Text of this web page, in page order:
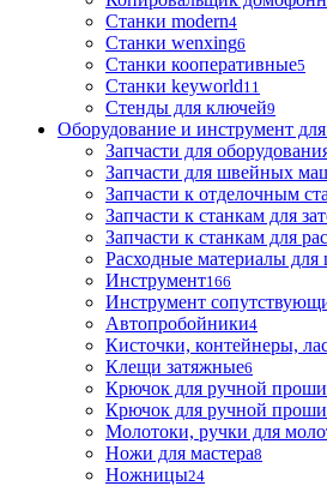
Станки modern4
Станки wenxing6
Станки кооперативные5
Станки keyworld11
Стенды для ключей9
Оборудование и инструмент
Запчасти для
Запчасти для швейных
Запчасти к отделочным
Запчасти к станкам для
Запчасти к станкам для
Расходные материалы для
Инструмент166
Инструмент
Автопробойники4
Кисточки, контейнеры,
Клещи затяжные6
Крючок для ручной
Крючок для ручной
Молотоки, ручки для
Ножи для мастера8
Ножницы24